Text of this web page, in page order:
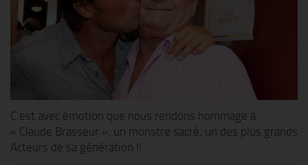
C’est avec émotion que nous rendons hommage à
« Claude Brasseur », un monstre sacré, un des plus grands
Acteurs de sa génération !!